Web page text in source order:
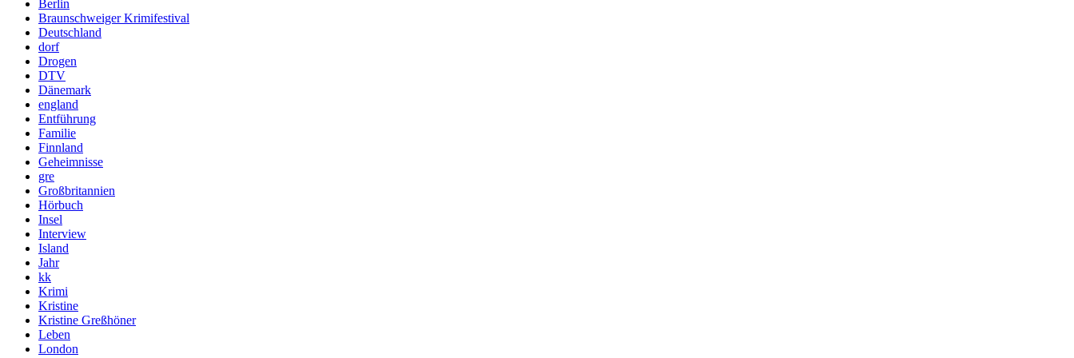
Berlin
Braunschweiger Krimifestival
Deutschland
dorf
Drogen
DTV
Dänemark
england
Entführung
Familie
Finnland
Geheimnisse
gre
Großbritannien
Hörbuch
Insel
Interview
Island
Jahr
kk
Krimi
Kristine
Kristine Greßhöner
Leben
London